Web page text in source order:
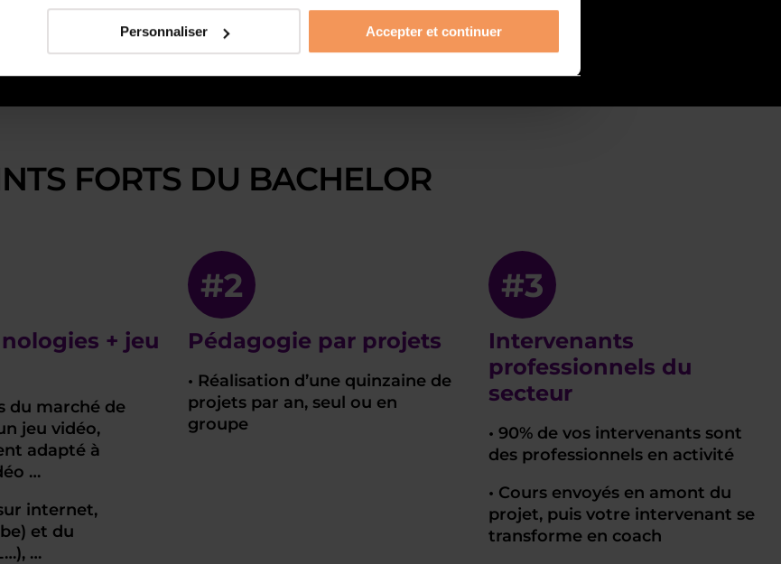
Personnaliser Accepter et continuer
FORTS DU BACHELOR
+ jeu
du marché de
jeu vidéo,
adapté à
…
internet,
et du
…
#2
Pédagogie par projets
• Réalisation d’une quinzaine de
projets par an, seul ou en
groupe
#3
Intervenants
professionnels du
secteur
• 90% de vos intervenants sont
des professionnels en activité
• Cours envoyés en amont du
projet, puis votre intervenant se
transforme en coach